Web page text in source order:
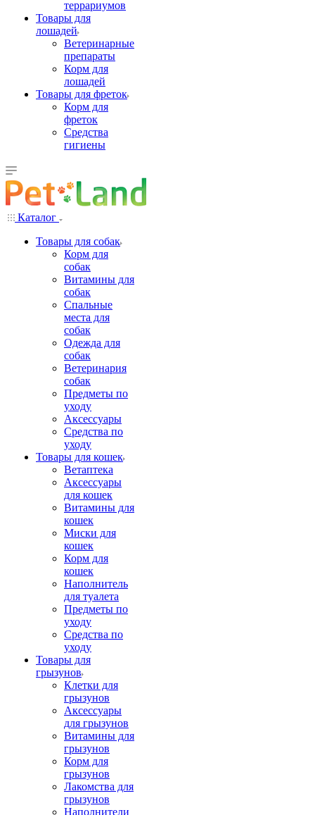
террариумов
Товары для
лошадей
Ветеринарные
препараты
Корм для
лошадей
Товары для фреток
Корм для
фреток
Средства
гигиены
Каталог
Товары для собак
Корм для
собак
Витамины для
собак
Спальные
места для
собак
Одежда для
собак
Ветеринария
собак
Предметы по
уходу
Аксессуары
Средства по
уходу
Товары для кошек
Ветаптека
Аксессуары
для кошек
Витамины для
кошек
Миски для
кошек
Корм для
кошек
Наполнитель
для туалета
Предметы по
уходу
Средства по
уходу
Товары для
грызунов
Клетки для
грызунов
Аксессуары
для грызунов
Витамины для
грызунов
Корм для
грызунов
Лакомства для
грызунов
Наполнители